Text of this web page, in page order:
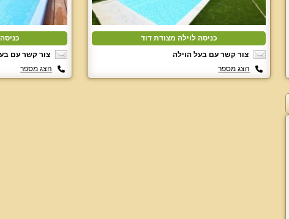
כניסה לוילה מצודת דוד
צור קשר עם בעל הוילה
הצג מספר
צור קשר עם
הצג מספר